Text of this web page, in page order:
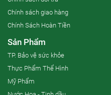
Chính sách giao hàng
Chính Sách Hoàn Tiền
Sản Phẩm
TP. Bảo vệ sức khỏe
Thực Phẩm Thể Hình
Mỹ Phẩm